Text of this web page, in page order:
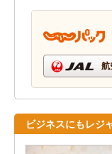
航
ビジネスにもレジ